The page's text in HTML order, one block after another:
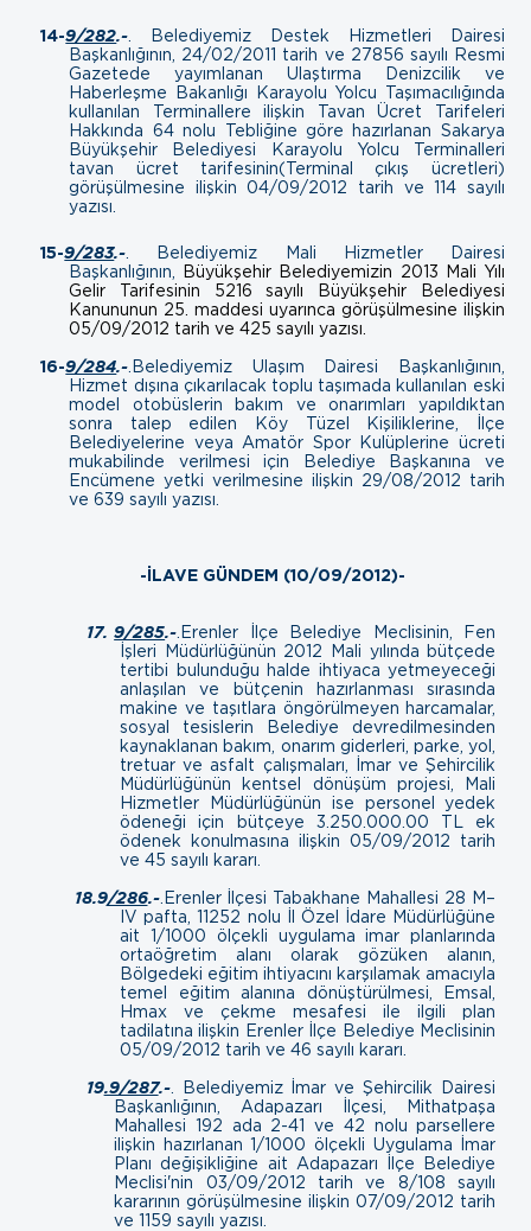
14-9/282.-
Belediyemiz Destek Hizmetleri Dairesi
Başkanlığının, 24/02/2011 tarih ve 27856 sayılı Resmi
Gazetede yayımlanan Ulaştırma Denizcilik ve
Haberleşme Bakanlığı Karayolu Yolcu Taşımacılığında
kullanılan Terminallere ilişkin Tavan Ücret Tarifeleri
Hakkında 64 nolu Tebliğine göre hazırlanan Sakarya
Büyükşehir Belediyesi Karayolu Yolcu Terminalleri
tavan ücret tarifesinin(Terminal çıkış ücretleri)
görüşülmesine ilişkin04/09/2012 tarih ve 114 sayılı
yazısı.
15-9/283.-
Belediyemiz Mali Hizmetler Dairesi
Başkanlığının, Büyükşehir Belediyemizin 2013 Mali Yılı
Gelir Tarifesinin 5216 sayılı Büyükşehir Belediyesi
Kanununun 25. maddesi uyarınca görüşülmesine ilişkin
05/09/2012 tarih ve 425 sayılı yazısı.
16-9/284.- Belediyemiz Ulaşım Dairesi Başkanlığının,
Hizmet dışına çıkarılacak toplu taşımada kullanılan eski
model otobüslerin bakım ve onarımları yapıldıktan
sonra talep edilen Köy Tüzel Kişiliklerine, İlçe
Belediyelerine veya Amatör Spor Kulüplerine ücreti
mukabilinde verilmesi için Belediye Başkanına ve
Encümene yetki verilmesine ilişkin 29/08/2012 tarih
ve 639 sayılı yazısı.
-İLAVE GÜNDEM (10/09/2012)-
17.9/285.- .Erenler İlçe Belediye Meclisinin, Fen
İşleri Müdürlüğünün 2012 Mali yılında bütçede
tertibi bulunduğu halde ihtiyaca yetmeyeceği
anlaşılan ve bütçenin hazırlanması sırasında
makine ve taşıtlara öngörülmeyen harcamalar,
sosyal tesislerin Belediye devredilmesinden
kaynaklanan bakım, onarım giderleri, parke, yol,
tretuar ve asfalt çalışmaları, İmar ve Şehircilik
Müdürlüğünün kentsel dönüşüm projesi, Mali
Hizmetler Müdürlüğünün ise personel yedek
ödeneği için bütçeye 3.250.000.00 TL ek
ödenek konulmasına ilişkin05/09/2012 tarih
ve 45 sayılı kararı.
18.9/286.-.Erenler İlçesi Tabakhane Mahallesi 28 M–
IV pafta, 11252 nolu İl Özel İdare Müdürlüğüne
ait 1/1000 ölçekli uygulama imar planlarında
ortaöğretim alanı olarak gözüken alanın,
Bölgedeki eğitim ihtiyacını karşılamak amacıyla
temel eğitim alanına dönüştürülmesi, Emsal,
Hmax ve çekme mesafesi ile ilgili plan
tadilatına ilişkin Erenler İlçe Belediye Meclisinin
05/09/2012 tarih ve 46 sayılı kararı.
19.9/287.-.
Belediyemiz İmar ve Şehircilik Dairesi
Başkanlığının, Adapazarı İlçesi, Mithatpaşa
Mahallesi 192 ada 2-41 ve 42 nolu parsellere
ilişkin hazırlanan 1/1000 ölçekli Uygulama İmar
Planı değişikliğine ait Adapazarı İlçe Belediye
Meclisi'nin 03/09/2012 tarih ve 8/108 sayılı
kararının görüşülmesine ilişkin07/09/2012 tarih
ve 1159 sayılı yazısı.